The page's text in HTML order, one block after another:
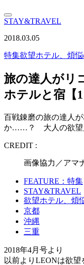
STAY&TRAVEL
2018.03.05
特集欲望ホテル、煩
旅の達人がリ
ホテルと宿【1
百戦錬磨の旅の達人
か……？ 大人の欲望
CREDIT :
画像協力／アマ
FEATURE：特集
STAY&TRAVEL
欲望ホテル、煩
京都
沖縄
三重
2018年4月号より
以前よりLEONは欲望